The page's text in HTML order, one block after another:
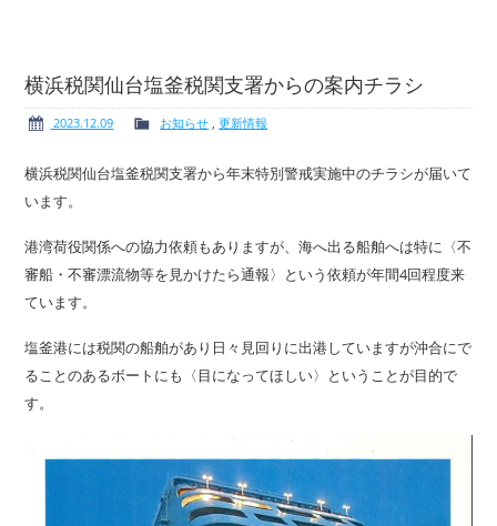
サービス案内 イベント情報
横浜税関仙台塩釜税関支署からの案内チラシ
2023.12.09 お知らせ ,更新情報
横浜税関仙台塩釜税関支署から年末特別警戒実施中のチラシが届いて
います。
港湾荷役関係への協力依頼もありますが、海へ出る船舶へは特に〈不
審船・不審漂流物等を見かけたら通報〉という依頼が年間4回程度来
ています。
塩釜港には税関の船舶があり日々見回りに出港していますが沖合にで
ることのあるボートにも〈目になってほしい〉ということが目的で
す。